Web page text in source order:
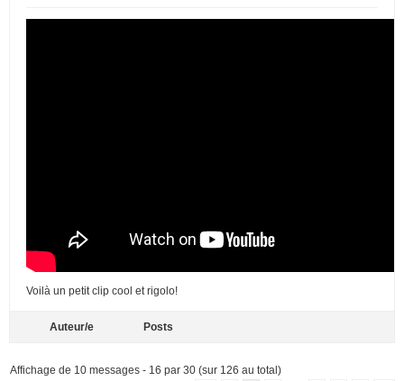
Voilà un petit clip cool et rigolo!
Auteur/e Posts
Affichage de 10 messages - 16 par 30 (sur 126 au total)